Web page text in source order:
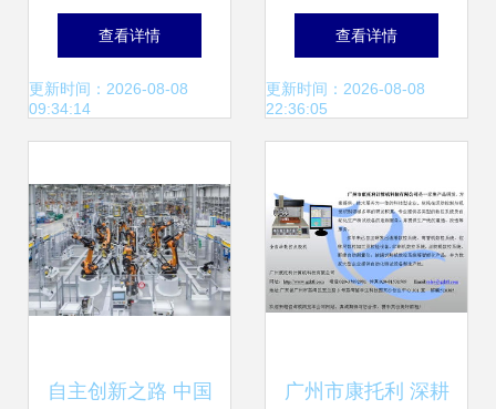
式计算机网络如何
重塑空间与连接
查看详情
更新时间：2026-08-08
09:34:14
查看详情
更新时间：2026-08-08
22:36:05
自主创新之路 中国 广州市康托利 深耕